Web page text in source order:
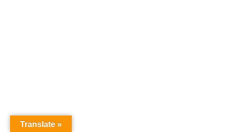
Translate »